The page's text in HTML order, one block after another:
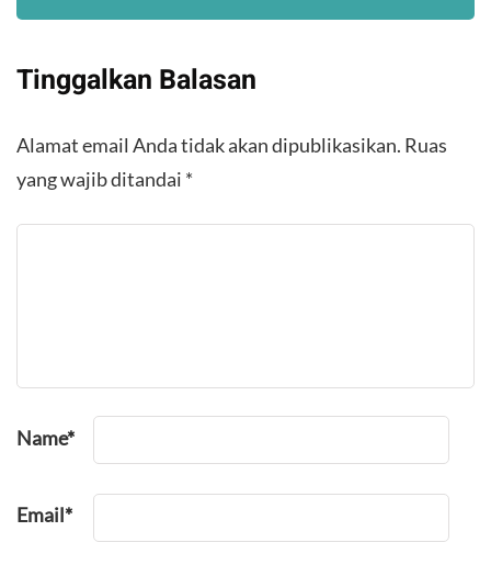
Tinggalkan Balasan
Alamat email Anda tidak akan dipublikasikan. Ruas
yang wajib ditandai *
Name*
Email*